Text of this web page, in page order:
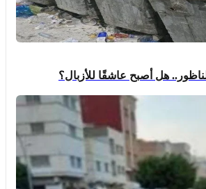
هل أصبح عاشقًا للأزبال؟